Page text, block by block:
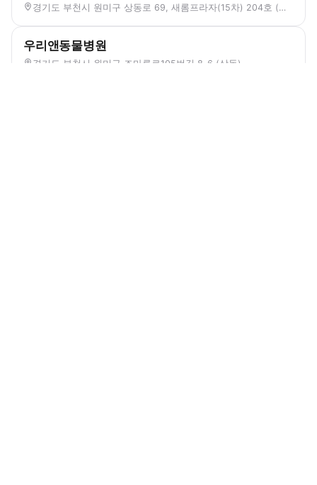
경기도 부천시 원미구 상동로 69, 새롬프라자(15차) 204호 (상동)
우리앤동물병원
경기도 부천시 원미구 조마루로105번길 8-6 (상동)